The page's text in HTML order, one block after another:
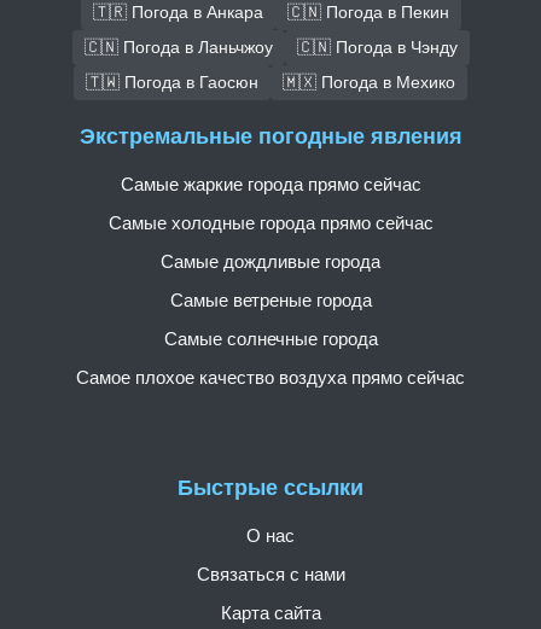
🇹🇷 Погода в Анкара
🇨🇳 Погода в Пекин
🇨🇳 Погода в Ланьчжоу
🇨🇳 Погода в Чэнду
🇹🇼 Погода в Гаосюн
🇲🇽 Погода в Мехико
Быстрые ссылки
О нас
Связаться с нами
Карта сайта
Экстремальные погодные явления
Самые жаркие города прямо сейчас
Самые холодные города прямо сейчас
Самые дождливые города
Самые ветреные города
Самые солнечные города
Самое плохое качество воздуха прямо сейчас